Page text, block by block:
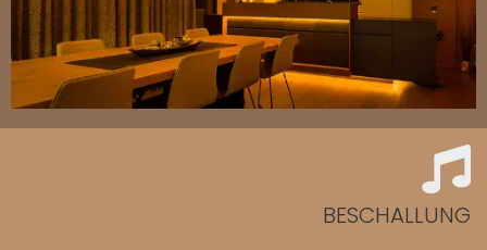
BESCHALLUNG